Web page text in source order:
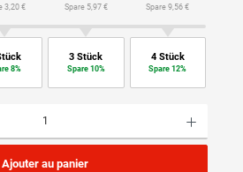
3,20 €
8%
Spare 5,97 €
3 Stück
Spare 10%
Spare 9,56 €
4 Stück
Spare 12%
Ajouter au panier